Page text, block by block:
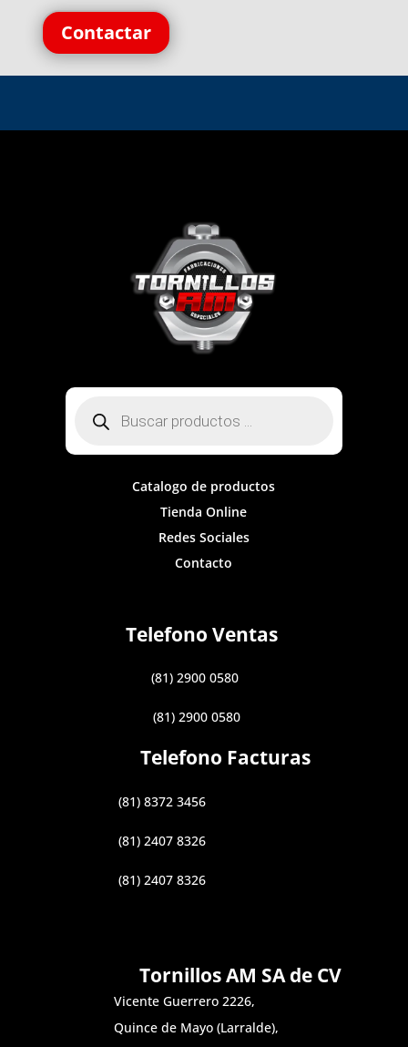
Contactar
productos
Catalogo de productos
Tienda Online
Redes Sociales
Contacto
Telefono Ventas
(81) 2900 0580
(81) 2900 0580
Telefono Facturas
(81) 8372 3456
(81) 2407 8326
(81) 2407 8326
Tornillos AM SA de CV
Vicente Guerrero 2226,
Quince de Mayo (Larralde),